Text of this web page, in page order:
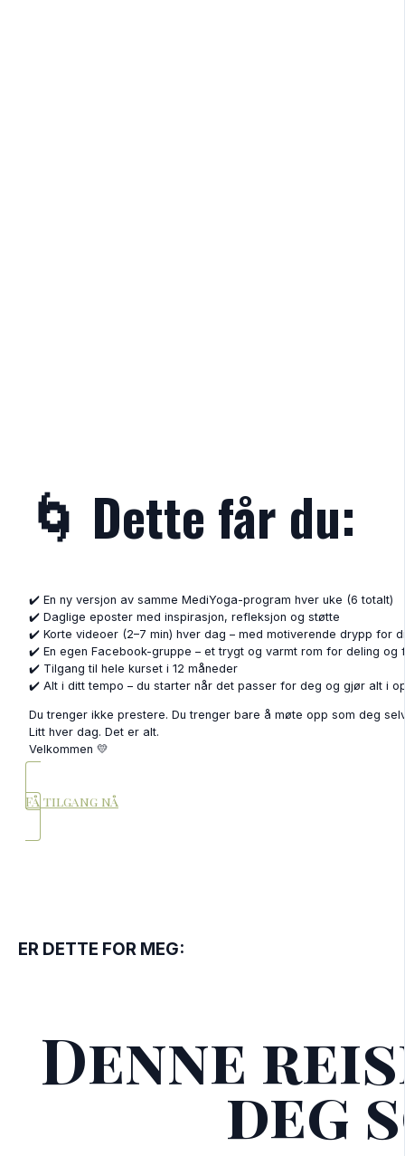
🌀 Dette får du:
✔️ En ny versjon av samme MediYoga-program hver uke (6 totalt)
✔️ Daglige eposter med inspirasjon, refleksjon og støtte
✔️ Korte videoer (2–7 min) hver dag – med motiverende drypp for
✔️ En egen Facebook-gruppe – et trygt og varmt rom for deling og
✔️ Tilgang til hele kurset i 12 måneder
✔️ Alt i ditt tempo – du starter når det passer for deg og gjør alt i
Du trenger ikke prestere. Du trenger bare å møte opp som deg
Litt hver dag. Det er alt.
Velkommen 💛
Få tilgang nå
ER DETTE FOR MEG:
Denne
deg